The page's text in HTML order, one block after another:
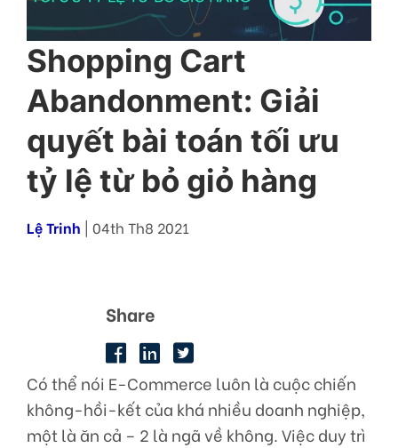
Shopping Cart
Abandonment: Giải
quyết bài toán tối ưu
tỷ lệ từ bỏ giỏ hàng
Lệ Trinh | 04th Th8 2021
Share
Có thể nói E-Commerce luôn là cuộc chiến
không-hồi-kết của khá nhiều doanh nghiệp,
một là ăn cả – 2 là ngã về không. Việc duy trì